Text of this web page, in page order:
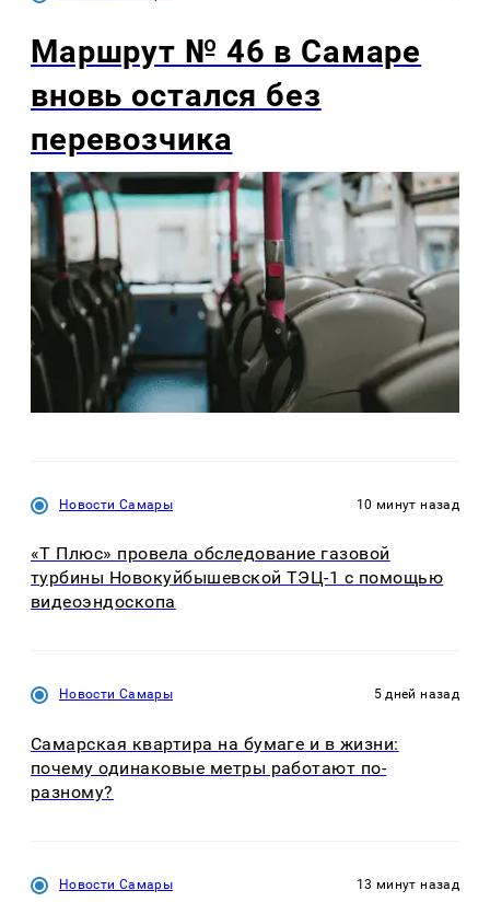
Маршрут № 46 в Самаре
вновь остался без
перевозчика
Новости Самары 10 минут назад
«Т Плюс» провела обследование газовой
турбины Новокуйбышевской ТЭЦ-1 с помощью
видеоэндоскопа
Новости Самары 5 дней назад
Самарская квартира на бумаге и в жизни:
почему одинаковые метры работают по-
разному?
Новости Самары 13 минут назад